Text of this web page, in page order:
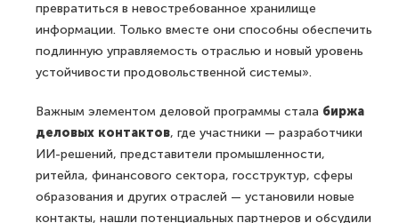
превратиться в невостребованное хранилище
информации. Только вместе они способны обеспечить
подлинную управляемость отраслью и новый уровень
устойчивости продовольственной системы».
Важным элементом деловой программы стала биржа
деловых контактов, где участники — разработчики
ИИ-решений, представители промышленности,
ритейла, финансового сектора, госструктур, сферы
образования и других отраслей — установили новые
контакты, нашли потенциальных партнеров и обсудили